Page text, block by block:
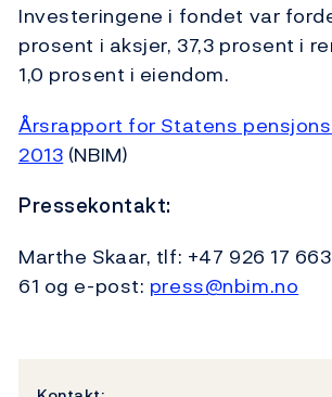
Investeringene i fondet var
prosent i aksjer, 37,3 prosent i
1,0 prosent i eiendom.
Årsrapport for Statens
2013 (NBIM)
Pressekontakt:
Marthe Skaar, tlf: +47 926 17
61 og e-post: press@nbim.no